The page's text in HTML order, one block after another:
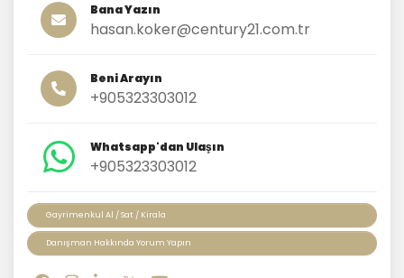
Bana Yazın
hasan.koker@century21.com.tr
Beni Arayın
+905323303012
Whatsapp'dan Ulaşın
+905323303012
Gayrimenkul Al / Sat / Kirala
Danışman Hakkında Yorum Yapın